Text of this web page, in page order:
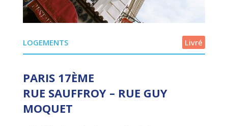
LOGEMENTS Livré
PARIS 17ÈME
RUE SAUFFROY – RUE GUY
MOQUET